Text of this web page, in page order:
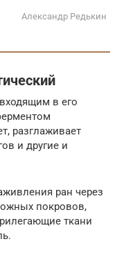
Александр Редькин
в его
разглаживает
и другие и
ран через
покровов,
ткани